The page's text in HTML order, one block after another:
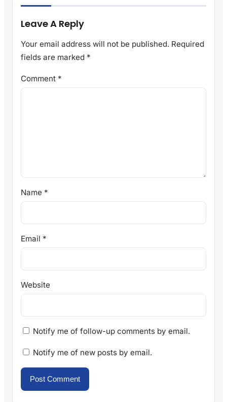
Leave A Reply
Your email address will not be published. Required
fields are marked *
Comment *
Name *
Email *
Website
Notify me of follow-up comments by email.
Notify me of new posts by email.